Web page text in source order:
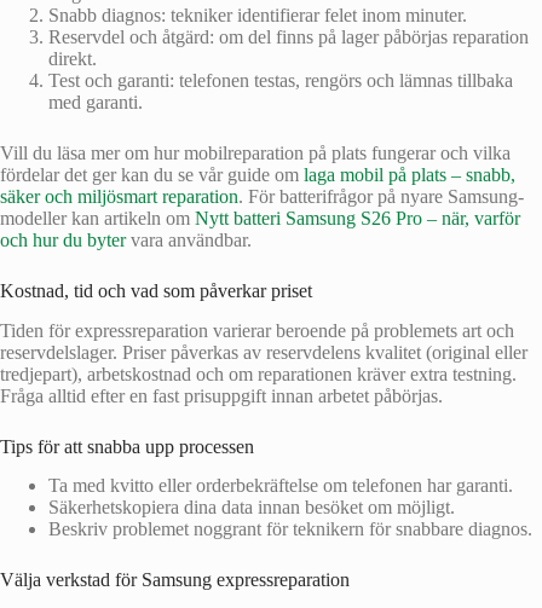
Snabb diagnos: tekniker identifierar felet inom minuter.
Reservdel och åtgärd: om del finns på lager påbörjas reparation
direkt.
Test och garanti: telefonen testas, rengörs och lämnas tillbaka
med garanti.
Vill du läsa mer om hur mobilreparation på plats fungerar och vilka
fördelar det ger kan du se vår guide om laga mobil på plats – snabb,
säker och miljösmart reparation. För batterifrågor på nyare Samsung-
modeller kan artikeln om Nytt batteri Samsung S26 Pro – när, varför
och hur du bytervara användbar.
Kostnad, tid och vad som påverkar priset
Tiden för expressreparation varierar beroende på problemets art och
reservdelslager. Priser påverkas av reservdelens kvalitet (original eller
tredjepart), arbetskostnad och om reparationen kräver extra testning.
Fråga alltid efter en fast prisuppgift innan arbetet påbörjas.
Tips för att snabba upp processen
Ta med kvitto eller orderbekräftelse om telefonen har garanti.
Säkerhetskopiera dina data innan besöket om möjligt.
Beskriv problemet noggrant för teknikern för snabbare diagnos.
Välja verkstad för Samsung expressreparation